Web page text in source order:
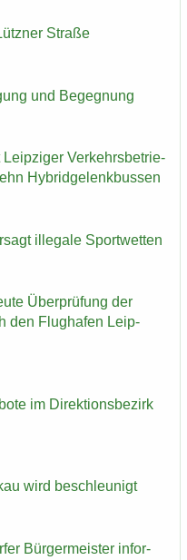
Stra­ße
und Be­geg­nung
Leip­zi­ger Ver­kehrs­be­trie­
Hy­brid­ge­lenk­bus­sen
il­le­ga­le Sport­wet­ten
Über­prü­fung der
den Flug­ha­fen Leip­
im Di­rek­ti­ons­be­zirk
wird be­schleu­nigt
Bür­ger­meis­ter in­for­